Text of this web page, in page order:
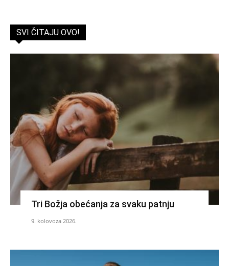
SVI ČITAJU OVO!
Tri Božja obećanja za svaku patnju
9. kolovoza 2026.